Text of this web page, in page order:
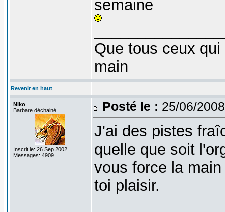
semaine
Que tous ceux
main
Revenir en haut
Niko
Barbare déchainé
Inscrit le: 26 Sep 2002
Messages: 4909
Posté le : 25/06/
J'ai des pistes
quelle que soit
vous force la
toi plaisir.